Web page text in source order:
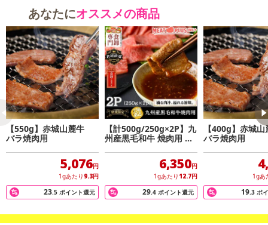
あなたにオススメの商品
【550g】赤城山麓牛
バラ焼肉用
5,076円
1gあたり 9.3円
23.5 ポイント還元
【計500g/250g×2P】九
州産黒毛和牛 焼肉用 き
6,350円
1gあたり 12.7円
29.4 ポイント還元
【400g】赤城
バラ焼肉用
1gあ
19.3 ポ